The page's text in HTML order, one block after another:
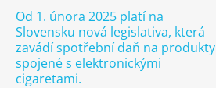
Od 1. února 2025 platí na
Slovensku nová legislativa, která
zavádí spotřební daň na produkty
spojené s elektronickými
cigaretami.